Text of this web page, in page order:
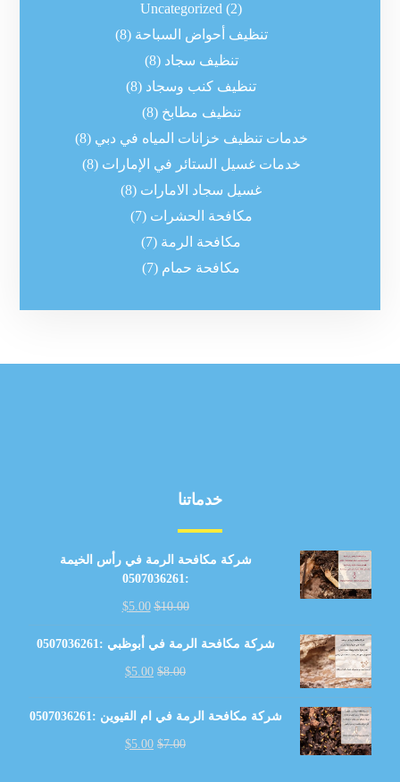
Uncategorized (2)
تنظيف أحواض السباحة (8)
تنظيف سجاد (8)
تنظيف كنب وسجاد (8)
تنظيف مطابخ (8)
خدمات تنظيف خزانات المياه في دبي (8)
خدمات غسيل الستائر في الإمارات (8)
غسيل سجاد الامارات (8)
مكافحة الحشرات (7)
مكافحة الرمة (7)
مكافحة حمام (7)
خدماتنا
شركة مكافحة الرمة في رأس الخيمة
:0507036261
$10.00
$5.00
شركة مكافحة الرمة في أبوظبي :0507036261
$8.00
$5.00
شركة مكافحة الرمة في ام القيوين :0507036261
$7.00
$5.00